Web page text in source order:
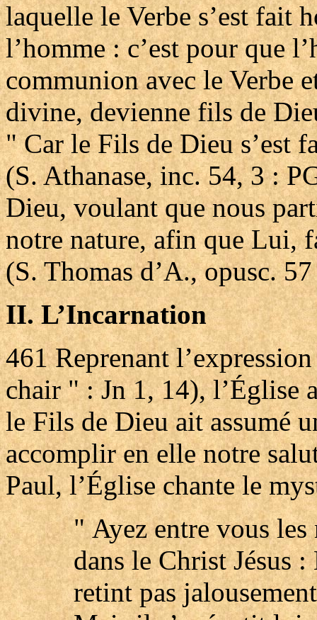
laquelle le Verbe s’est fait
l’homme : c’est pour que
communion avec le Verbe
divine, devienne fils de
" Car le Fils de Dieu s’est
(S. Athanase, inc. 54, 3 :
Dieu, voulant que nous
notre nature, afin que Lui,
(S. Thomas d’A., opusc.
II. L’Incarnation
461 Reprenant
chair " : Jn 1, 14), l’Église
le Fils de Dieu ait assumé
accomplir en elle notre
Paul, l’Église chante le
" Ayez entre vous
dans le Christ Jésus
retint pas